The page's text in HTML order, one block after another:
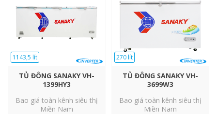
1143,5 lít
TỦ ĐÔNG SANAKY VH-
1399HY3
Bao giá toàn kênh siêu thị
Miền Nam
270 lít
TỦ ĐÔNG SANAKY VH-
3699W3
Bao giá toàn kênh siêu thị
Miền Nam